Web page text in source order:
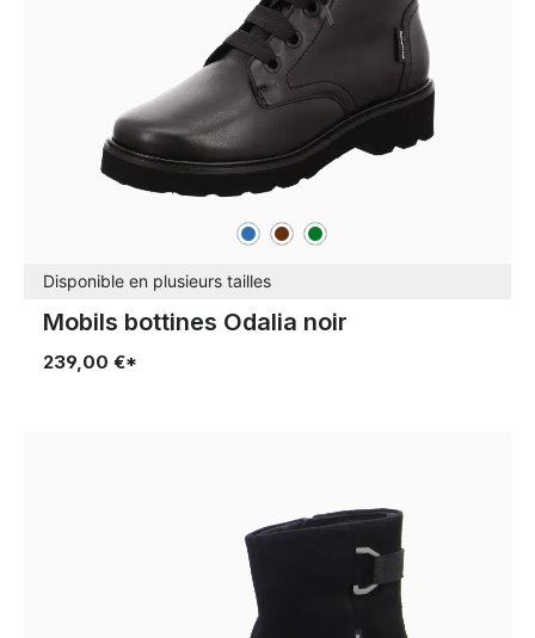
bleu marron
vert
Disponible en plusieurs tailles
Mobils bottines Odalia noir
239,00 €*